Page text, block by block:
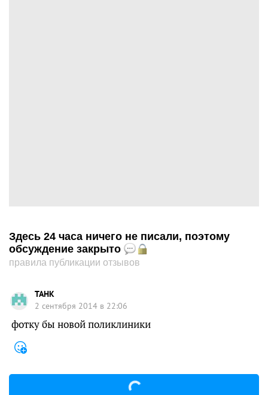
Здесь 24 часа ничего не писали, поэтому
обсуждение закрыто
правила публикации отзывов
TAHK
2 сентября 2014 в 22:06
фотку бы новой поликлиники